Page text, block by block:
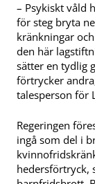
– Psykiskt våld
för steg bryta
kränkningar
den här
sätter en tydlig
förtrycker
talesperson för
Regeringen
ingå som del i
hedersförtryck,